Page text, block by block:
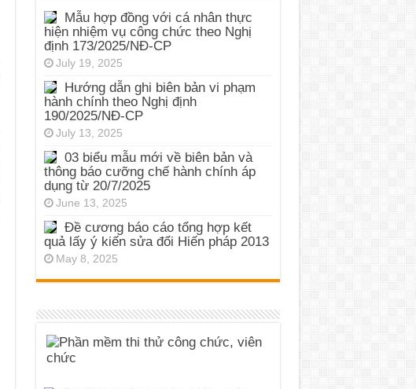
Mẫu hợp đồng với cá nhân thực
hiện nhiệm vụ công chức theo Nghị
định 173/2025/NĐ-CP
July 19, 2025
Hướng dẫn ghi biên bản vi phạm
hành chính theo Nghị định
190/2025/NĐ-CP
July 13, 2025
03 biểu mẫu mới về biên bản và
thông báo cưỡng chế hành chính áp
dụng từ 20/7/2025
June 13, 2025
Đề cương báo cáo tổng hợp kết
quả lấy ý kiến sửa đổi Hiến pháp 2013
May 8, 2025